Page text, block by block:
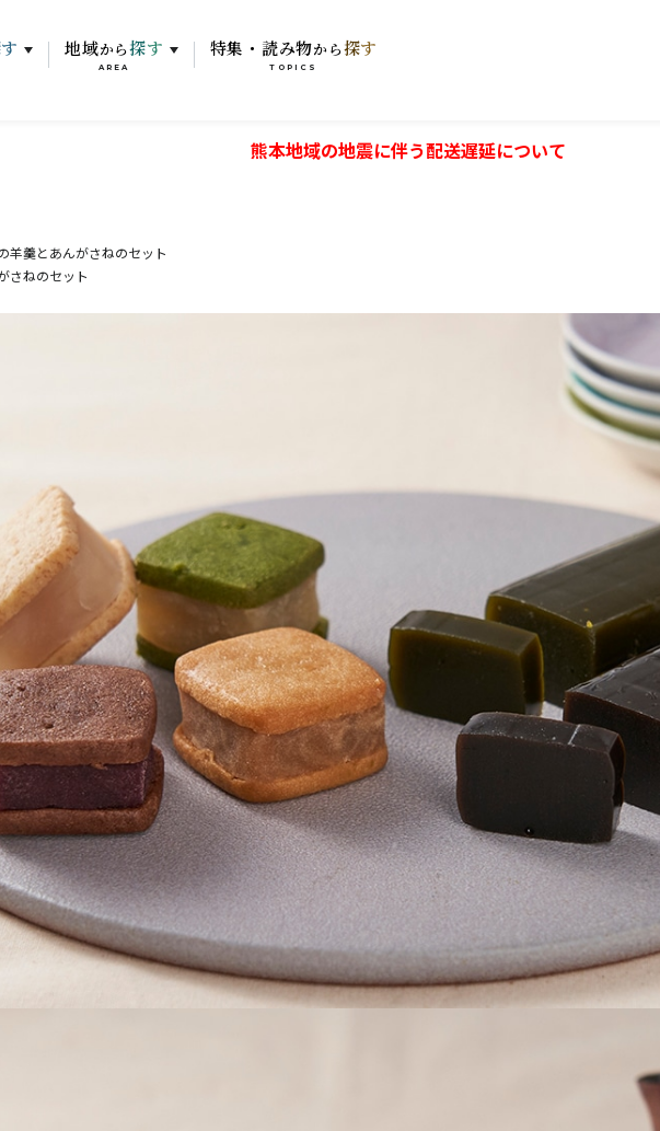
探す 地域から 探す
AREA
特集・読み物から 探す
TOPICS
熊本地域の地震に伴う配送遅延について
羊羹とあんがさねのセット
さねのセット